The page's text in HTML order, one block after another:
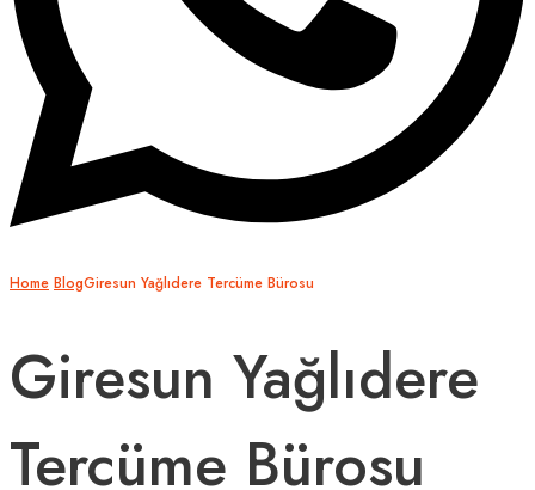
Home BlogGiresun Yağlıdere Tercüme Bürosu
Giresun Yağlıdere
Tercüme Bürosu